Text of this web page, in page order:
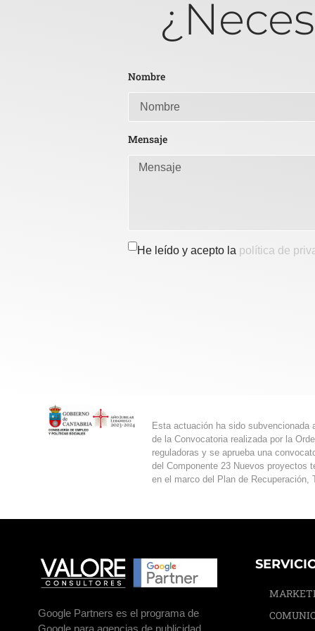
Nombre
Mensaje
He leído y acepto la política de
Esta actuación ha sido subvencionada
de la Convocatoria realizada por la
reguladoras y se aprueba una
del Componente 23 Nuevos proyectos
en el marco del Plan de Recuperación,
Google Partners es el programa de